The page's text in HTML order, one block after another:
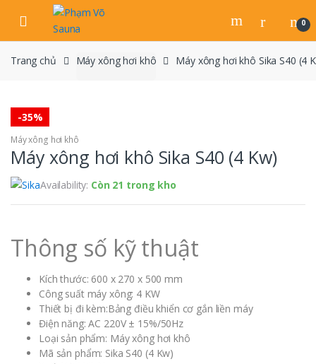
navigation
content
0
Trang chủ Máy xông hơi khô Máy xông hơi khô Sika S40 (4
-35%
Máy xông hơi khô
Máy xông hơi khô Sika S40 (4 Kw)
Availability: Còn 21 trong kho
Thông số kỹ thuật
Kích thước: 600 x 270 x 500 mm
Công suất máy xông: 4 KW
Thiết bị đi kèm:Bảng điều khiển cơ gắn liền máy
Điện năng: AC 220V ± 15%/50Hz
Loại sản phẩm: Máy xông hơi khô
Mã sản phẩm: Sika S40 (4 Kw)